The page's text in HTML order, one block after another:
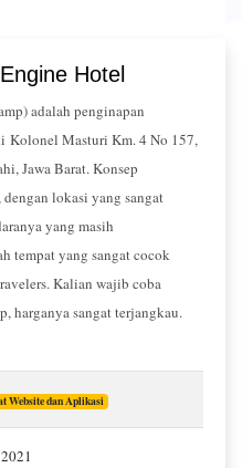
Hotel
adalah penginapan
Kolonel Masturi Km. 4 No 157,
Jawa Barat. Konsep
lokasi yang sangat
yang masih
tempat yang sangat cocok
Kalian wajib coba
harganya sangat terjangkau.
Website dan Aplikasi